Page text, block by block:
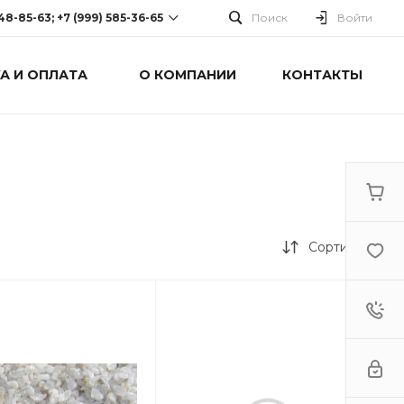
85-63; +7 (999) 585-36-65
63; +7 (999) 585-36-65
Поиск Войти
И ОПЛАТА О КОМПАНИИ КОНТАКТЫ
Сортировка